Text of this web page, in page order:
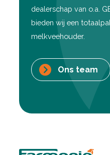
dealerschap van o.a.
bieden wij een
melkveehouder.
Ons team